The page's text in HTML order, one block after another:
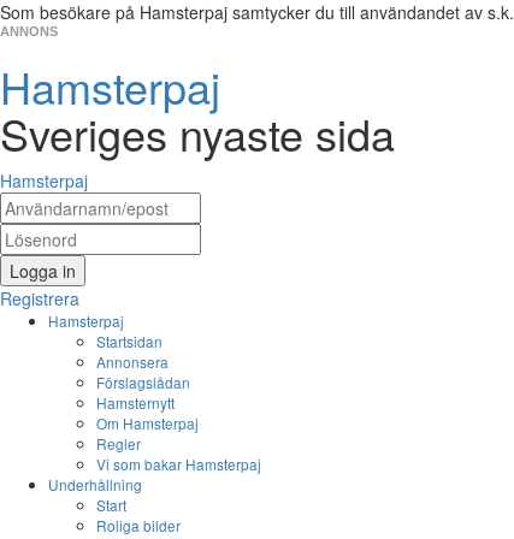
Som besökare på Hamsterpaj samtycker du till användandet av s.k.
ANNONS
Hamsterpaj
Sveriges nyaste sida
Hamsterpaj
Logga in
Registrera
Hamsterpaj
Startsidan
Annonsera
Förslagslådan
Hamsternytt
Om Hamsterpaj
Regler
Vi som bakar Hamsterpaj
Underhållning
Start
Roliga bilder